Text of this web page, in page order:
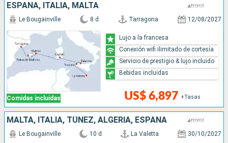
ESPAÑA, ITALIA, MALTA
Comidas incluidas
Le Bougainville 8 d Tarragona 12/08/2027
US$ 6,897 +Tasas
Lujo a la francesa
Conexión wifi ilimitado de cortesía
Servicio de prestigio & lujo incluido
Bebidas incluidas
MALTA, ITALIA, TÚNEZ, ALGERIA, ESPAÑA
Le Bougainville 10 d La Valetta 30/10/2027